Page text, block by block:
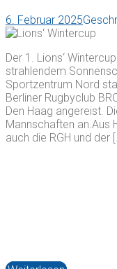
6. Februar 2025
Der 1. Lions‘
strahlendem
Sportzentrum Nord
Berliner Rugbyclub
Den Haag angereist.
Mannschaften an.Aus
auch die RGH und der